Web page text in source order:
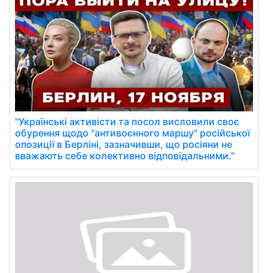
"Українські активісти та посол висловили своє
обурення щодо "антивоєнного маршу" російської
опозиції в Берліні, зазначивши, що росіяни не
вважають себе колективно відповідальними."